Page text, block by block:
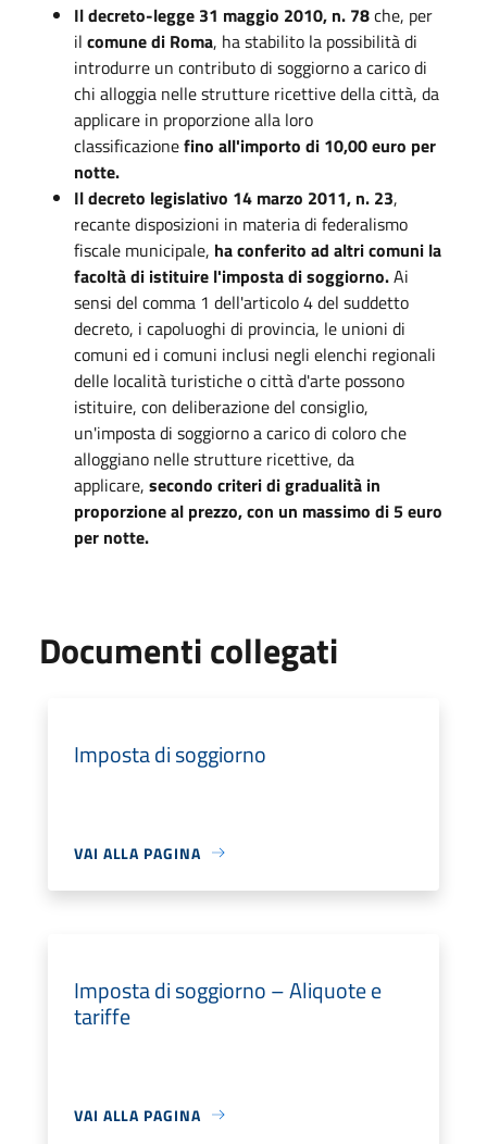
Il decreto-legge 31 maggio 2010, n. 78che, per
il comune di Roma, ha stabilito la possibilità di
introdurre un contributo di soggiorno a carico di
chi alloggia nelle strutture ricettive della città, da
applicare in proporzione alla loro
classificazionefino all'importo di 10,00 euro per
notte.
Il decreto legislativo 14 marzo 2011, n. 23,
recante disposizioni in materia di federalismo
fiscale municipale, ha conferito ad altri comuni la
facoltà di istituire l'imposta di soggiorno.Ai
sensi del comma 1 dell'articolo 4 del suddetto
decreto, i capoluoghi di provincia, le unioni di
comuni ed i comuni inclusi negli elenchi regionali
delle località turistiche o città d'arte possono
istituire, con deliberazione del consiglio,
un'imposta di soggiorno a carico di coloro che
alloggiano nelle strutture ricettive, da
applicare, secondo criteri di gradualità in
proporzione al prezzo, con un massimo di 5 euro
per notte.
Documenti collegati
Imposta di soggiorno
VAI ALLA PAGINA
Imposta di soggiorno – Aliquote e
tariffe
VAI ALLA PAGINA